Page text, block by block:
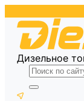
Дизельное